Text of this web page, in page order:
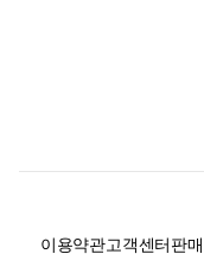
이용약관고객센터판매